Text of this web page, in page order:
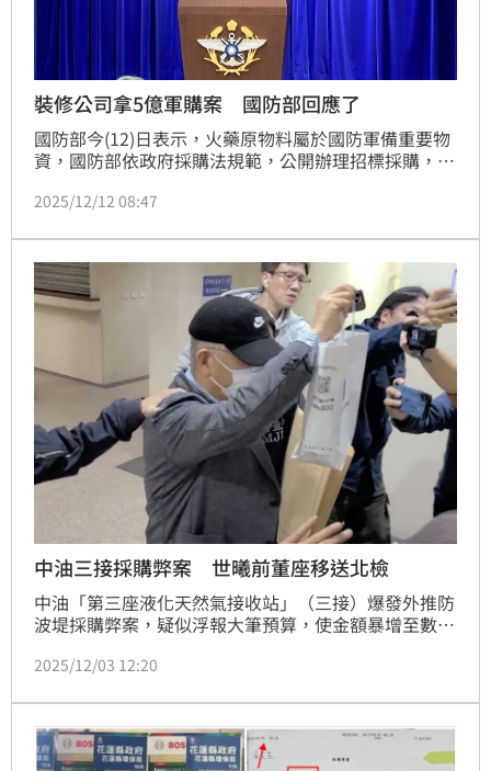
裝修公司拿5億軍購案 國防部回應了
國防部今(12)日表示，火藥原物料屬於國防軍備重要物
資，國防部依政府採購法規範，公開辦理招標採購，禁
境，一旦商源開發受到惡意破壞干擾，採購將更為困
傷害
2025/12/12 08:47
中油三接採購弊案 世曦前董座移送北檢
中油「第三座液化天然氣接收站」（三接）爆發外推防
波堤採購弊案，疑似浮報大筆預算，使金額暴增至數百
查局北部機動工作站兵分11路發動搜索，傳喚世曦工程
共13人到案，深夜11點多，施義芳被移送北檢複訊，
中油副總經理則訊後請回。全案朝違反貪污治罪條例、
政府採購法等罪偵辦。
2025/12/03 12:20